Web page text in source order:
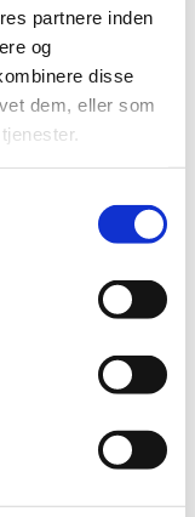
partnere inden
og
disse
dem, eller som